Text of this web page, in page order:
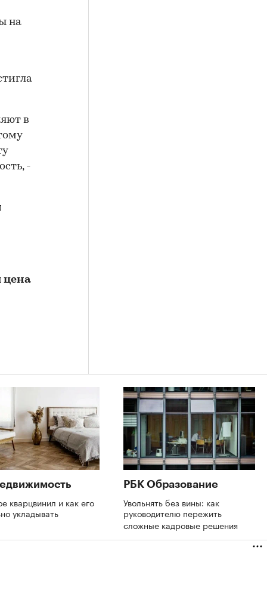
на
в
-
цена
кварцвинил и как его
укладывать
РБК Образование
Увольнять без вины: как
руководителю пережить
сложные кадровые решения